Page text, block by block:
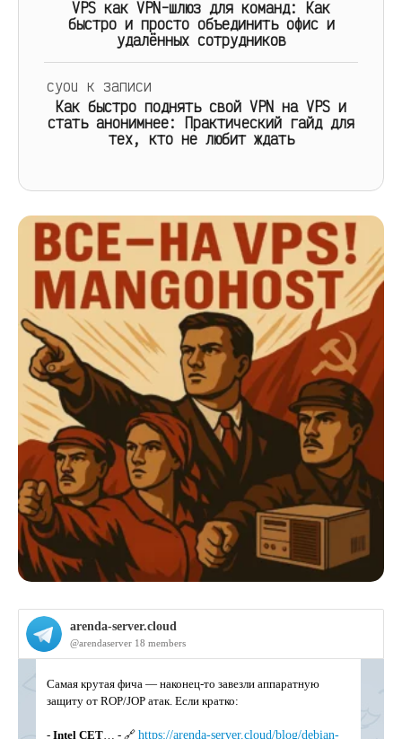
VPS как VPN-шлюз для команд: Как
быстро и просто объединить офис и
удалённых сотрудников
cyou к записи
Как быстро поднять свой VPN на VPS и
стать анонимнее: Практический гайд для
тех, кто не любит ждать